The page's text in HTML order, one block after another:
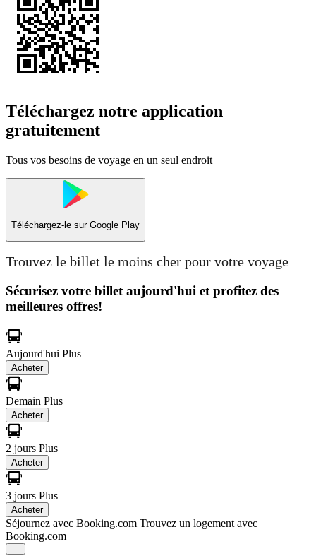
Téléchargez notre application
gratuitement
Tous vos besoins de voyage en un seul endroit
Téléchargez-le sur Google Play
Trouvez le billet le moins cher pour votre voyage
Sécurisez votre billet aujourd'hui et profitez des
meilleures offres!
Aujourd'hui Plus
Acheter
Demain Plus
Acheter
2 jours Plus
Acheter
3 jours Plus
Acheter
Séjournez avec Booking.com Trouvez un logement avec
Booking.com